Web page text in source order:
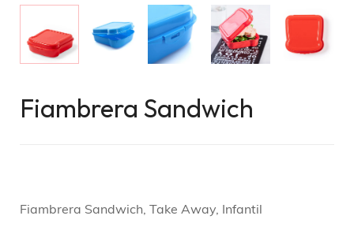
Fiambrera Sandwich
Fiambrera Sandwich, Take Away, Infantil